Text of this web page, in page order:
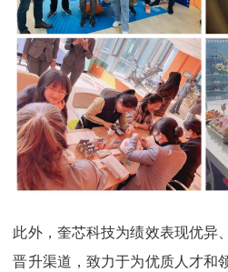
此外，奎芯科技为绩效表现优异
晋升渠道，致力于为优质人才和